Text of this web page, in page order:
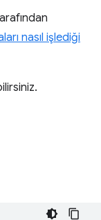
nasıl işlediği